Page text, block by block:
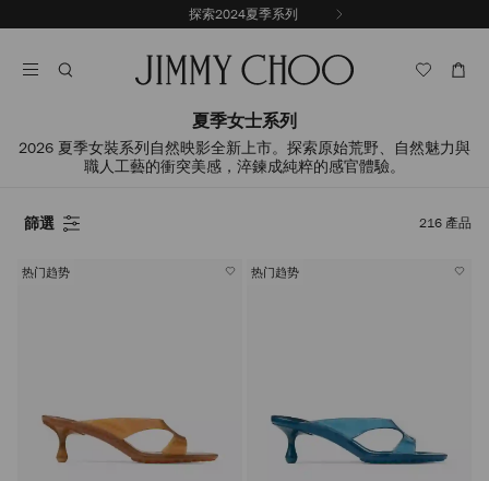
至
張
投
探索 Jimmy Choo / Malbon
夏季女士系列
2026 夏季女裝系列自然映影全新上市。探索原始荒野、自然魅力與
職人工藝的衝突美感，淬鍊成純粹的感官體驗。
篩選 216 產品
热门趋势 热门趋势